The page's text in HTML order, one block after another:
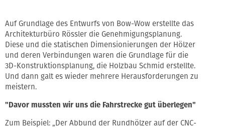
Auf Grundlage des Entwurfs von Bow-Wow erstellte das
Architekturbüro Rössler die Genehmigungsplanung.
Diese und die statischen Dimensionierungen der Hölzer
und deren Verbindungen waren die Grundlage für die
3D-Konstruktionsplanung, die Holzbau Schmid erstellte.
Und dann galt es wieder mehrere Herausforderungen zu
meistern.
"Davor mussten wir uns die Fahrstrecke gut überlegen"
Zum Beispiel: „Der Abbund der Rundhölzer auf der CNC-